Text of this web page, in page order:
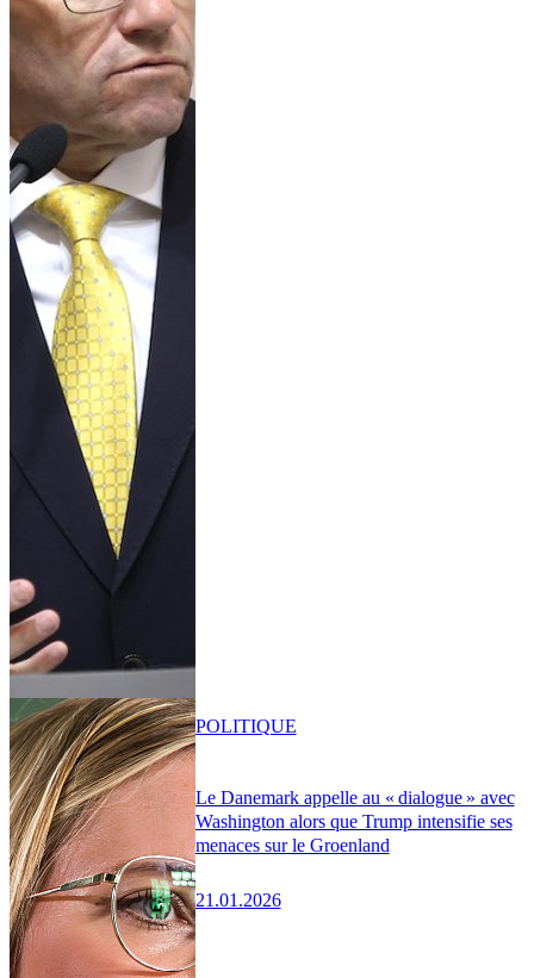
Le Danemark appelle au « dialogue » avec
Washington alors que Trump intensifie ses
menaces sur le Groenland
21.01.2026
POLITIQUE